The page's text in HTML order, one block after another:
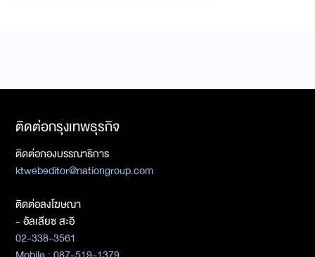
ติดต่อกรุงเทพธุรกิจ
ติดต่อกองบรรณาธิการ
ktwebeditor@nationgroup.com
ติดต่อลงโฆษณา
- อัลเลียซ สะอิ
02-338-3561